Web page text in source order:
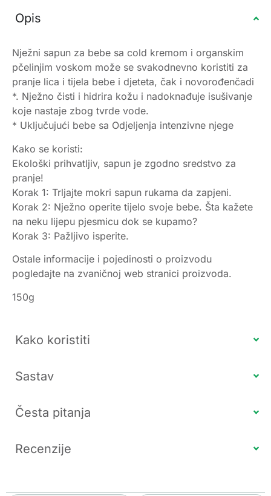
Opis
Nježni sapun za bebe sa cold kremom i organskim
pčelinjim voskom može se svakodnevno koristiti za
pranje lica i tijela bebe i djeteta, čak i novorođenčadi
*. Nježno čisti i hidrira kožu i nadoknađuje isušivanje
koje nastaje zbog tvrde vode.
* Uključujući bebe sa Odjeljenja intenzivne njege
Kako se koristi:
Ekološki prihvatljiv, sapun je zgodno sredstvo za
pranje!
Korak 1: Trljajte mokri sapun rukama da zapjeni.
Korak 2: Nježno operite tijelo svoje bebe. Šta kažete
na neku lijepu pjesmicu dok se kupamo?
Korak 3: Pažljivo isperite.
Ostale informacije i pojedinosti o proizvodu
pogledajte na zvaničnoj web stranici proizvoda.
150g
Kako koristiti
Sastav
Česta pitanja
Recenzije